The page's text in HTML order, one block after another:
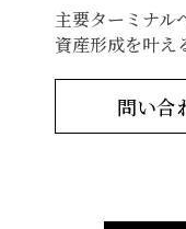
主要ターミナル
資産形成を叶え
問い合